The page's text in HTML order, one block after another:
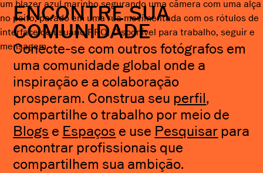
ENCONTRE SUA
COMUNIDADE
Conecte-se com outros fotógrafos em
uma comunidade global onde a
inspiração e a colaboração
prosperam. Construa seu perfil,
compartilhe o trabalho por meio de
Blogs e Espaços e use Pesquisar para
encontrar profissionais que
compartilhem sua ambição.